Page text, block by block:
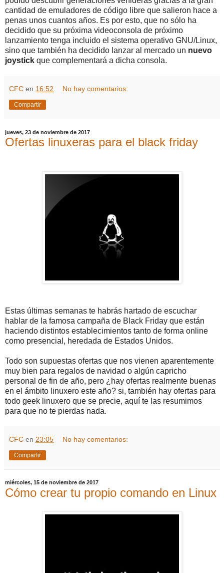
cantidad de emuladores de código libre que salieron hace a
penas unos cuantos años. Es por esto, que no sólo ha
decidido que su próxima videoconsola de próximo
lanzamiento tenga incluido el sistema operativo GNU/Linux,
sino que también ha decidido lanzar al mercado un nuevo
joystick que complementará a dicha consola.
CFC en 16:52 No hay comentarios:
Compartir
jueves, 23 de noviembre de 2017
Ofertas linuxeras para el black friday
Estas últimas semanas te habrás hartado de escuchar
hablar de la famosa campaña de Black Friday que están
haciendo distintos establecimientos tanto de forma online
como presencial, heredada de Estados Unidos.
Todo son supuestas ofertas que nos vienen aparentemente
muy bien para regalos de navidad o algún capricho
personal de fin de año, pero ¿hay ofertas realmente buenas
en el ámbito linuxero este año? si, también hay ofertas para
todo geek linuxero que se precie, aquí te las resumimos
para que no te pierdas nada.
CFC en 23:05 No hay comentarios:
Compartir
miércoles, 15 de noviembre de 2017
Cómo crear tu propio comando en Linux